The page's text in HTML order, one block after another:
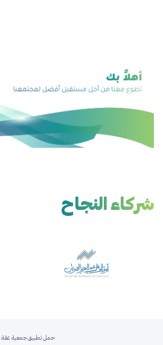
شركاء النجاح
حمل تطبيق جمعية عفة